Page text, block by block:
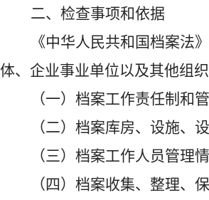
二、检查事项和依据
《中华人民共和国档案法
体、企业事业单位以及其他组
（一）档案工作责任制和
（二）档案库房、设施、
（三）档案工作人员管理情
（四）档案收集、整理、